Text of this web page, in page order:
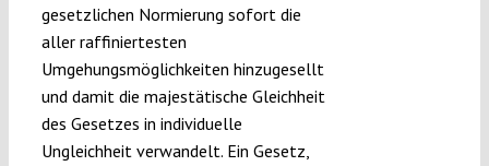
gesetzlichen Normierung sofort die
aller raffiniertesten
Umgehungsmöglichkeiten hinzugesellt
und damit die majestätische Gleichheit
des Gesetzes in individuelle
Ungleichheit verwandelt. Ein Gesetz,